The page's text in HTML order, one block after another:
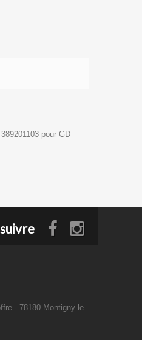
pour GD
- 78180 Montigny le